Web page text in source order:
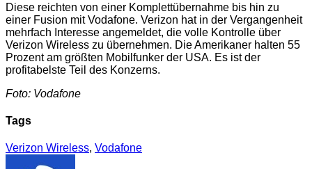
Diese reichten von einer Komplettübernahme bis hin zu
einer Fusion mit Vodafone. Verizon hat in der Vergangenheit
mehrfach Interesse angemeldet, die volle Kontrolle über
Verizon Wireless zu übernehmen. Die Amerikaner halten 55
Prozent am größten Mobilfunker der USA. Es ist der
profitabelste Teil des Konzerns.
Foto: Vodafone
Tags
Verizon Wireless, Vodafone